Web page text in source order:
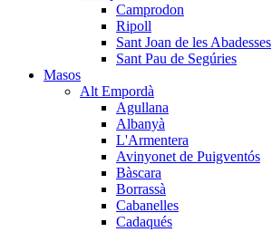
Camprodon
Ripoll
Sant Joan de les Abadesses
Sant Pau de Segúries
Masos
Alt Empordà
Agullana
Albanyà
L'Armentera
Avinyonet de Puigventós
Bàscara
Borrassà
Cabanelles
Cadaqués